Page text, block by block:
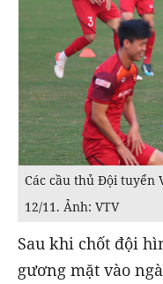
Các cầu thủ Đội
12/11. Ảnh: VTV
Sau khi chốt đội
gương mặt vào